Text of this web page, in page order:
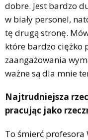
dobre. Jest bardzo
w biały personel,
tę drugą stronę.
które bardzo ciężko
zaangażowania
ważne są dla mnie
Najtrudniejsza
pracując jako
To śmierć profesora